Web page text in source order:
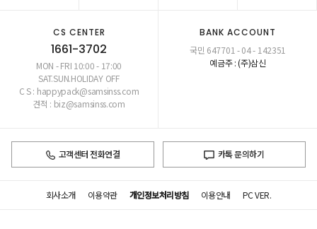
CS CENTER
1661-3702
MON - FRI 10:00 - 17:00
SAT.SUN.HOLIDAY OFF
C S : happypack@samsinss.com
견적 : biz@samsinss.com
BANK ACCOUNT
국민 647701 - 04 - 142351
예금주 : (주)삼신
고객센터 전화연결 카톡 문의하기
회사소개 이용약관 개인정보처리방침 이용안내 PC VER.